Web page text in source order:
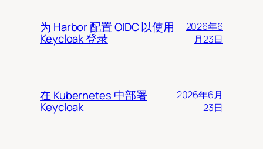
为 Harbor 配置 OIDC 以使用
Keycloak 登录
2026年6
月23日
在 Kubernetes 中部署
Keycloak
2026年6月
23日